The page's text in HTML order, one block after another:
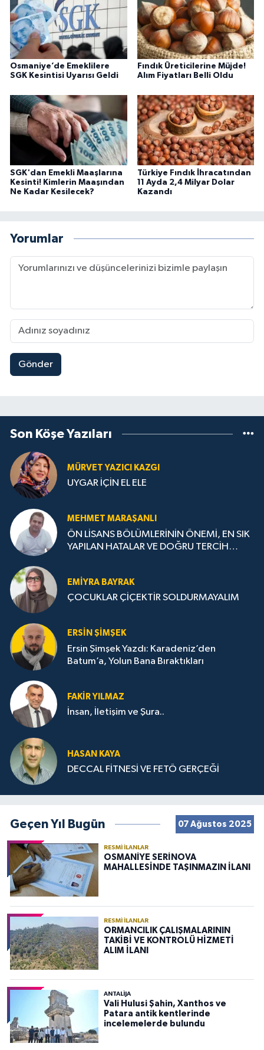
Osmaniye’de Emeklilere
SGK Kesintisi Uyarısı Geldi
Fındık Üreticilerine Müjde!
Alım Fiyatları Belli Oldu
SGK'dan Emekli Maaşlarına
Kesinti! Kimlerin Maaşından
Ne Kadar Kesilecek?
Türkiye Fındık İhracatından
11 Ayda 2,4 Milyar Dolar
Kazandı
Yorumlar
Gönder
Son Köşe Yazıları
MÜRVET YAZICI KAZGI
UYGAR İÇİN EL ELE
MEHMET MARAŞANLI
ÖN LİSANS BÖLÜMLERİNİN ÖNEMİ, EN SIK
YAPILAN HATALAR VE DOĞRU TERCİH
EMIYRA BAYRAK
ÇOCUKLAR ÇİÇEKTİR SOLDURMAYALIM
ERSIN ŞIMŞEK
Ersin Şimşek Yazdı: Karadeniz’den
Batum’a, Yolun Bana Bıraktıkları
FAKIR YILMAZ
İnsan, İletişim ve Şura..
HASAN KAYA
DECCAL FİTNESİ VE FETÖ GERÇEĞİ
Geçen Yıl Bugün 07 Ağustos 2025
RESMI İLANLAR
OSMANİYE SERİNOVA
MAHALLESİNDE TAŞINMAZIN İLANI
RESMI İLANLAR
ORMANCILIK ÇALIŞMALARININ
TAKİBİ VE KONTROLÜ HİZMETİ
ALIM İLANI
ANTALIJA
Vali Hulusi Şahin, Xanthos ve
Patara antik kentlerinde
incelemelerde bulundu